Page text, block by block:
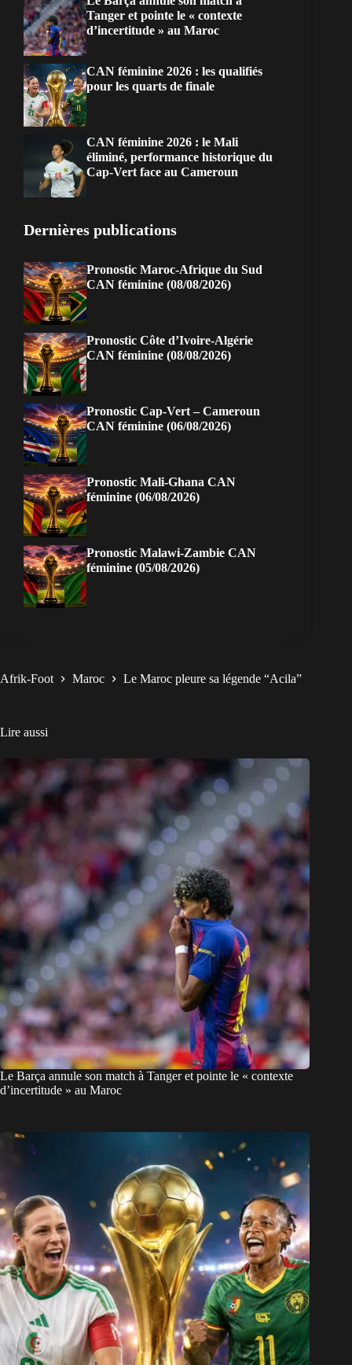
Tanger et pointe le « contexte
d’incertitude » au Maroc
CAN féminine 2026 : les qualifiés
pour les quarts de finale
CAN féminine 2026 : le Mali
éliminé, performance historique du
Cap-Vert face au Cameroun
Dernières publications
Pronostic Maroc-Afrique du Sud
CAN féminine (08/08/2026)
Pronostic Côte d’Ivoire-Algérie
CAN féminine (08/08/2026)
Pronostic Cap-Vert – Cameroun
CAN féminine (06/08/2026)
Pronostic Mali-Ghana CAN
féminine (06/08/2026)
Pronostic Malawi-Zambie CAN
féminine (05/08/2026)
Afrik-Foot Maroc Le Maroc pleure sa légende “Acila”
Lire aussi
Le Barça annule son match à Tanger et pointe le « contexte
d’incertitude » au Maroc